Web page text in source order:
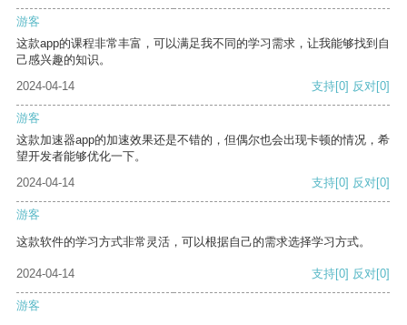
游客
这款app的课程非常丰富，可以满足我不同的学习需求，让我能够找到自
己感兴趣的知识。
2024-04-14
支持[0] 反对[0]
游客
这款加速器app的加速效果还是不错的，但偶尔也会出现卡顿的情况，希
望开发者能够优化一下。
2024-04-14
支持[0] 反对[0]
游客
这款软件的学习方式非常灵活，可以根据自己的需求选择学习方式。
2024-04-14 支持[0] 反对[0]
游客